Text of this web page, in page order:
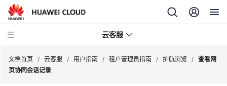
云客服
文档首页 / 云客服 / 用户指南 / 租户管理员指南 / 护航浏览 / 查看网
页协同会话记录